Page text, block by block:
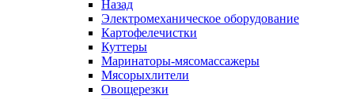
Назад
Электромеханическое оборудование
Картофелечистки
Куттеры
Маринаторы-мясомассажеры
Мясорыхлители
Овощерезки